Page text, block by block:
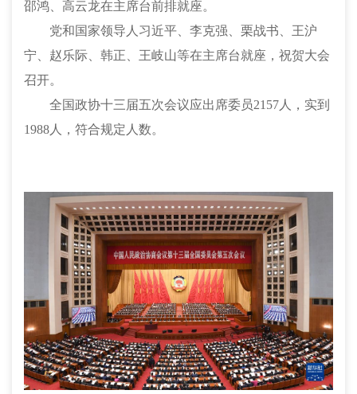
邵鸿、高云龙在主席台前排就座。
党和国家领导人习近平、李克强、栗战书、王沪
宁、赵乐际、韩正、王岐山等在主席台就座，祝贺大会
召开。
全国政协十三届五次会议应出席委员2157人，实到
1988人，符合规定人数。